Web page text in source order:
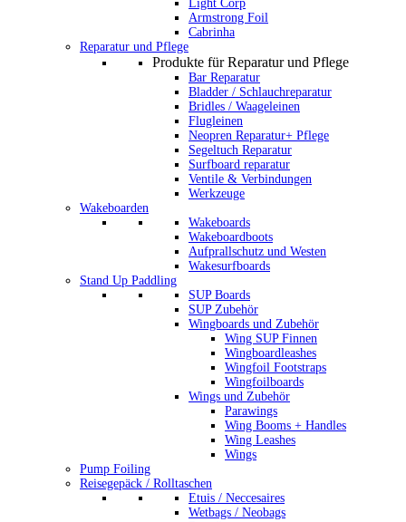
Light Corp
Armstrong Foil
Cabrinha
Reparatur und Pflege
Produkte für Reparatur und Pflege
Bar Reparatur
Bladder / Schlauchreparatur
Bridles / Waageleinen
Flugleinen
Neopren Reparatur+ Pflege
Segeltuch Reparatur
Surfboard reparatur
Ventile & Verbindungen
Werkzeuge
Wakeboarden
Wakeboards
Wakeboardboots
Aufprallschutz und Westen
Wakesurfboards
Stand Up Paddling
SUP Boards
SUP Zubehör
Wingboards und Zubehör
Wing SUP Finnen
Wingboardleashes
Wingfoil Footstraps
Wingfoilboards
Wings und Zubehör
Parawings
Wing Booms + Handles
Wing Leashes
Wings
Pump Foiling
Reisegepäck / Rolltaschen
Etuis / Neccesaires
Wetbags / Neobags